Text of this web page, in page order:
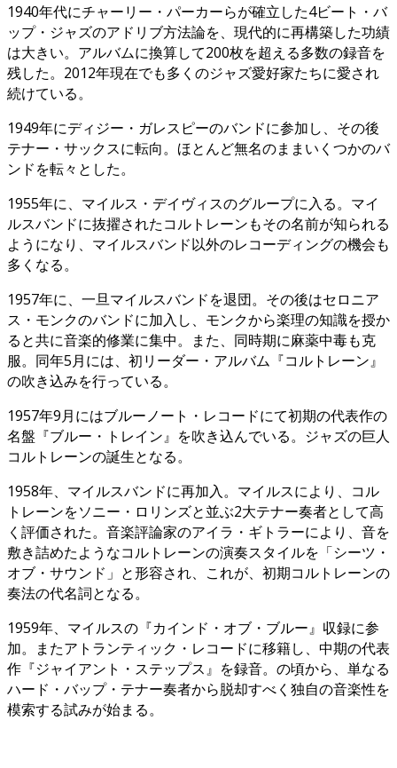
1940年代にチャーリー・パーカーらが確立した4ビート・バ
ップ・ジャズのアドリブ方法論を、現代的に再構築した功績
は大きい。アルバムに換算して200枚を超える多数の録音を
残した。2012年現在でも多くのジャズ愛好家たちに愛され
続けている。
1949年にディジー・ガレスピーのバンドに参加し、その後
テナー・サックスに転向。ほとんど無名のままいくつかのバ
ンドを転々とした。
1955年に、マイルス・デイヴィスのグループに入る。マイ
ルスバンドに抜擢されたコルトレーンもその名前が知られる
ようになり、マイルスバンド以外のレコーディングの機会も
多くなる。
1957年に、一旦マイルスバンドを退団。その後はセロニア
ス・モンクのバンドに加入し、モンクから楽理の知識を授か
ると共に音楽的修業に集中。また、同時期に麻薬中毒も克
服。同年5月には、初リーダー・アルバム『コルトレーン』
の吹き込みを行っている。
1957年9月にはブルーノート・レコードにて初期の代表作の
名盤『ブルー・トレイン』を吹き込んでいる。ジャズの巨人
コルトレーンの誕生となる。
1958年、マイルスバンドに再加入。マイルスにより、コル
トレーンをソニー・ロリンズと並ぶ2大テナー奏者として高
く評価された。音楽評論家のアイラ・ギトラーにより、音を
敷き詰めたようなコルトレーンの演奏スタイルを「シーツ・
オブ・サウンド」と形容され、これが、初期コルトレーンの
奏法の代名詞となる。
1959年、マイルスの『カインド・オブ・ブルー』収録に参
加。またアトランティック・レコードに移籍し、中期の代表
作『ジャイアント・ステップス』を録音。の頃から、単なる
ハード・バップ・テナー奏者から脱却すべく独自の音楽性を
模索する試みが始まる。